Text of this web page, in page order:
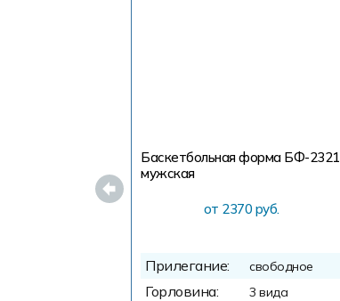
Баскетбольная форма БФ-2321
мужская
от 2370 руб.
Прилегание: свободное
Горловина: 3 вида